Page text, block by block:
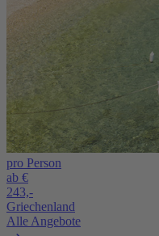
pro Person
ab €
243,-
Griechenland
Alle Angebote